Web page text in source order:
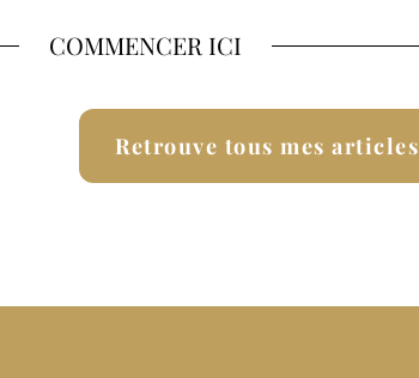
COMMENCER ICI
Retrouve tous mes articles